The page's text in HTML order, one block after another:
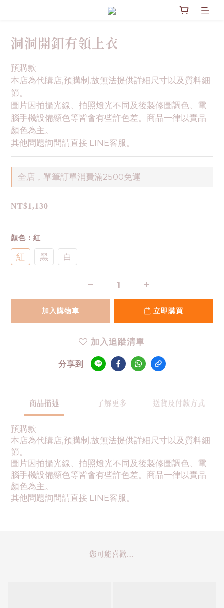
洞洞開釦有領上衣
預購款
本店為代購店,預購制,故無法提供詳細尺寸以及質料細
節。
圖片因拍攝光線、拍照燈光不同及後製修圖調色、電
腦手機設備顯色等皆會有些許色差。商品一律以實品
顏色為主。
其他問題詢問請直接 LINE客服。
全店，單筆訂單消費滿2500免運
NT$1,130
顏色 : 紅
紅 黑 白
加入購物車 立即購買
加入追蹤清單
分享到
商品描述 了解更多 送貨及付款方式
預購款
本店為代購店,預購制,故無法提供詳細尺寸以及質料細
節。
圖片因拍攝光線、拍照燈光不同及後製修圖調色、電
腦手機設備顯色等皆會有些許色差。商品一律以實品
顏色為主。
其他問題詢問請直接 LINE客服。
您可能喜歡...